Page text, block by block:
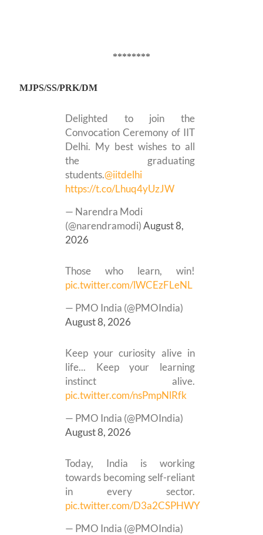
********
MJPS/SS/PRK/DM
Delighted to join the
Convocation Ceremony of IIT
Delhi. My best wishes to all
the graduating
students.@iitdelhi
https://t.co/Lhuq4yUzJW
— Narendra Modi
(@narendramodi)August 8,
2026
Those who learn, win!
pic.twitter.com/lWCEzFLeNL
— PMO India (@PMOIndia)
August 8, 2026
Keep your curiosity alive in
life... Keep your learning
instinct alive.
pic.twitter.com/nsPmpNlRfk
— PMO India (@PMOIndia)
August 8, 2026
Today, India is working
towards becoming self-reliant
in every sector.
pic.twitter.com/D3a2CSPHWY
— PMO India (@PMOIndia)